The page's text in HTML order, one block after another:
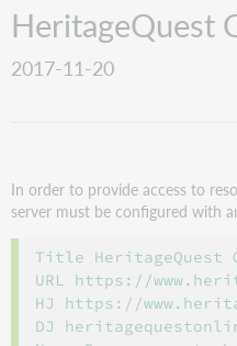
HeritageQuest
2017-11-20
In order to provide access to
server must be configured with
Title HeritageQuest
URL https://
HJ https://
DJ